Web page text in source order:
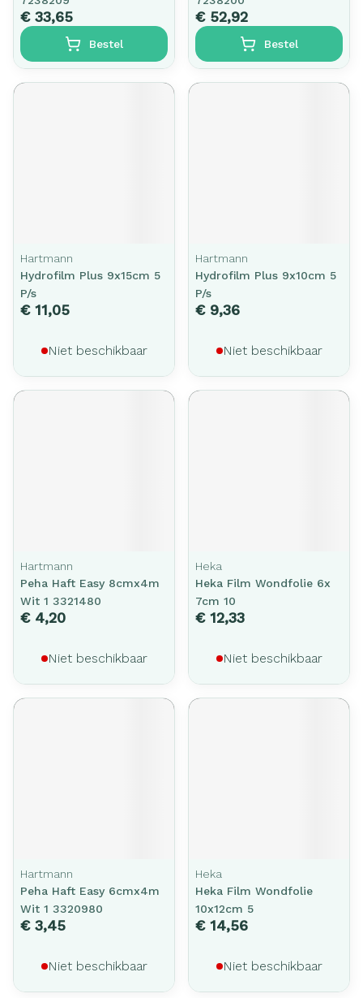
€ 33,65
Bestel
€ 52,92
Bestel
Hartmann
Hydrofilm Plus 9x15cm 5
P/s
€ 11,05
Niet beschikbaar
Hartmann
Hydrofilm Plus 9x10cm 5
P/s
€ 9,36
Niet beschikbaar
Hartmann
Peha Haft Easy 8cmx4m
Wit 1 3321480
€ 4,20
Niet beschikbaar
Heka
Heka Film Wondfolie 6x
7cm 10
€ 12,33
Niet beschikbaar
Hartmann
Peha Haft Easy 6cmx4m
Wit 1 3320980
€ 3,45
Niet beschikbaar
Heka
Heka Film Wondfolie
10x12cm 5
€ 14,56
Niet beschikbaar